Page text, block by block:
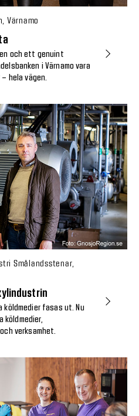
Värnamo
och ett genuint
i Värnamo vara
hela vägen.
Smålandsstenar,
köldmedier fasas ut. Nu
köldmedier,
verksamhet.